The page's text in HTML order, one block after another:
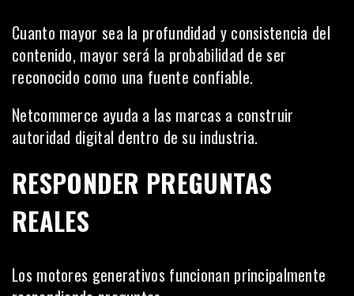
Cuanto mayor sea la profundidad y consistencia del
contenido, mayor será la probabilidad de ser
reconocido como una fuente confiable.
Netcommerce ayuda a las marcas a construir
autoridad digital dentro de su industria.
RESPONDER PREGUNTAS
REALES
Los motores generativos funcionan principalmente